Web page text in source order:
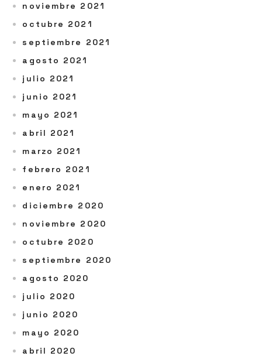
noviembre 2021
octubre 2021
septiembre 2021
agosto 2021
julio 2021
junio 2021
mayo 2021
abril 2021
marzo 2021
febrero 2021
enero 2021
diciembre 2020
noviembre 2020
octubre 2020
septiembre 2020
agosto 2020
julio 2020
junio 2020
mayo 2020
abril 2020